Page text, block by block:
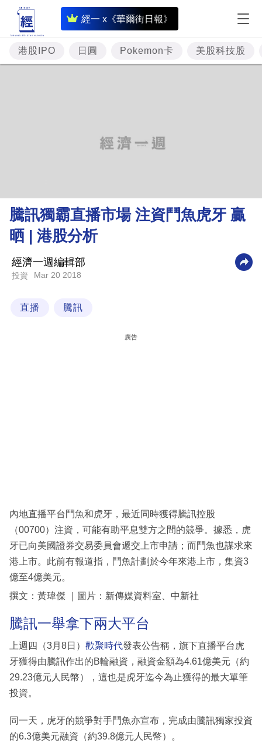
經一 x《華爾街日報》
即
時
財
經
理
財
商
業
科
區
港股IPO 日圓 Pokemon卡 美股科技股
騰訊獨霸直播市場 注資鬥魚虎牙 贏
晒 | 港股分析
經濟一週編輯部
投資 Mar 20 2018
直播 騰訊
廣告
內地直播平台鬥魚和虎牙，最近同時獲得騰訊控股
（00700）注資，可能有助平息雙方之間的競爭。據悉，虎
牙已向美國證券交易委員會遞交上市申請；而鬥魚也謀求來
港上市。此前有報道指，鬥魚計劃於今年來港上市，集資3
億至4億美元。
撰文：黃瑋傑 ｜圖片：新傳媒資料室、中新社
騰訊一舉拿下兩大平台
上週四（3月8日） 歡聚時代發表公告稱，旗下直播平台虎
牙獲得由騰訊作出的B輪融資，融資金額為4.61億美元（約
29.23億元人民幣），這也是虎牙迄今為止獲得的最大單筆
投資。
同一天，虎牙的競爭對手鬥魚亦宣布，完成由騰訊獨家投資
的6.3億美元融資（約39.8億元人民幣）。